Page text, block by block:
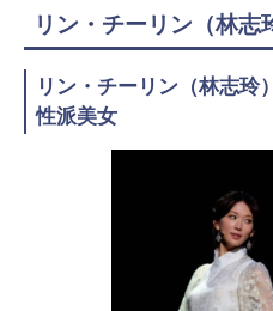
リン・チーリン（林志
リン・チーリン（林志玲
性派美女